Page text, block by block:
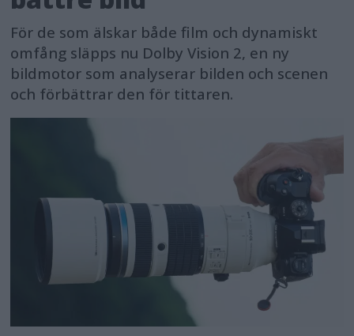
För de som älskar både film och dynamiskt
omfång släpps nu Dolby Vision 2, en ny
bildmotor som analyserar bilden och scenen
och förbättrar den för tittaren.